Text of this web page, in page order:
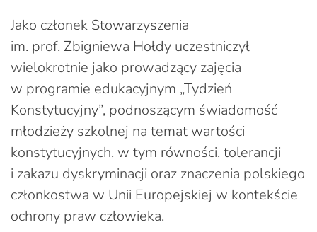
Jako członek Stowarzyszenia
im. prof. Zbigniewa Hołdy uczestniczył
wielokrotnie jako prowadzący zajęcia
w programie edukacyjnym „Tydzień
Konstytucyjny”, podnoszącym świadomość
młodzieży szkolnej na temat wartości
konstytucyjnych, w tym równości, tolerancji
i zakazu dyskryminacji oraz znaczenia polskiego
członkostwa w Unii Europejskiej w kontekście
ochrony praw człowieka.